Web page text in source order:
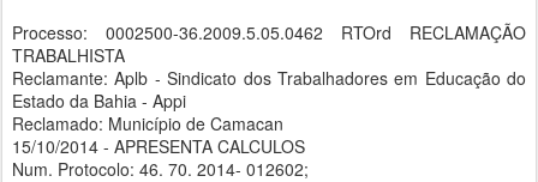
Processo: 0002500-36.2009.5.05.0462 RTOrd RECLAMAÇÃO
TRABALHISTA
Reclamante: Aplb - Sindicato dos Trabalhadores em Educação do
Estado da Bahia - Appi
Reclamado: Município de Camacan
15/10/2014 - APRESENTA CALCULOS
Num. Protocolo: 46. 70. 2014- 012602;